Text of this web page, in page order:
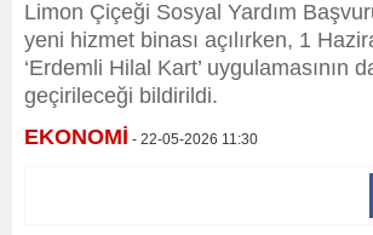
Limon Çiçeği Sosyal Yardım
yeni hizmet binası açılırken, 1
‘Erdemli Hilal Kart’ uygulamasının
geçirileceği bildirildi.
EKONOMİ - 22-05-2026 11:30